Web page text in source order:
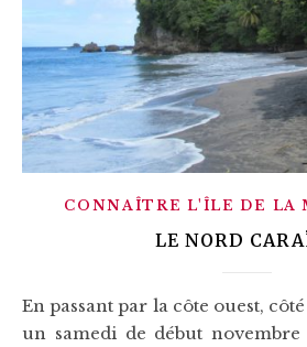
CONNAÎTRE L'ÎLE DE LA
LE NORD
En passant par la côte ouest, côté Nord Caraïbe. Par
un samedi de début